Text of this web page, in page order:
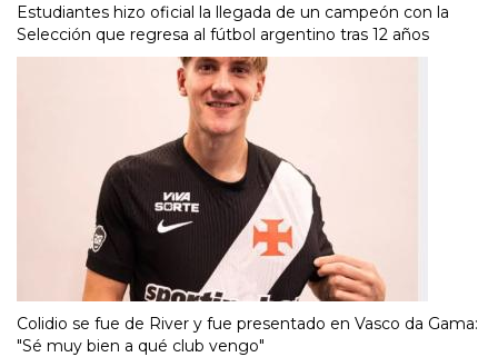
Estudiantes hizo oficial la llegada de un campeón con la
Selección que regresa al fútbol argentino tras 12 años
Colidio se fue de River y fue presentado en Vasco da Gama:
"Sé muy bien a qué club vengo"